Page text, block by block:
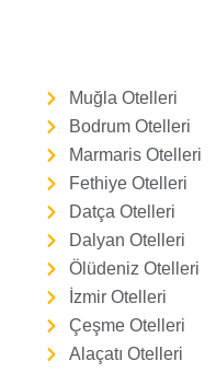
Muğla Otelleri
Bodrum Otelleri
Marmaris Otelleri
Fethiye Otelleri
Datça Otelleri
Dalyan Otelleri
Ölüdeniz Otelleri
İzmir Otelleri
Çeşme Otelleri
Alaçatı Otelleri